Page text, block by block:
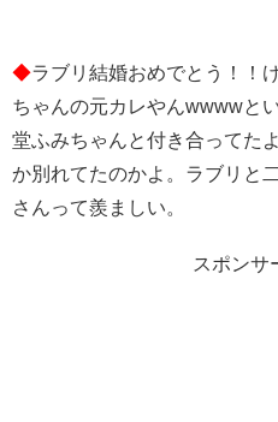
◆ラブリ結婚おめでとう！！
ちゃんの元カレやんwwwwと
堂ふみちゃんと付き合ってた
か別れてたのかよ。ラブリと
さんって羨ましい。
スポンサ